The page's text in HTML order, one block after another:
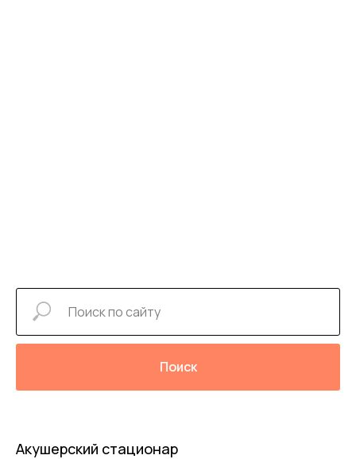
Поиск
Акушерский стационар